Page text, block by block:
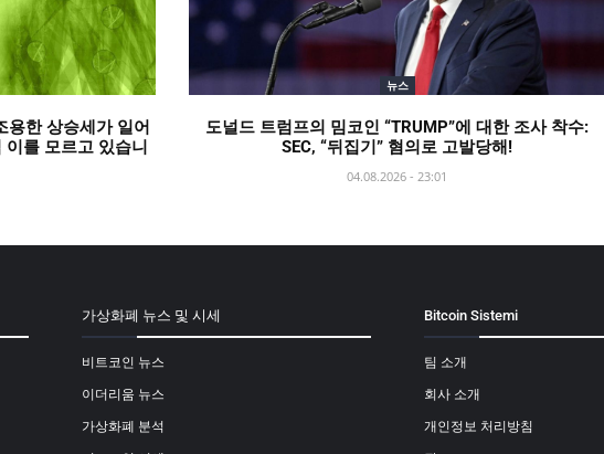
용한 상승세가 일어
를 모르고 있습니
뉴스
도널드 트럼프의 밈코인 “TRUMP”에 대한 조사 착수:
SEC, “뒤집기” 혐의로 고발당해!
04.08.2026 - 23:01
가상화폐 뉴스 및 시세
비트코인 뉴스
이더리움 뉴스
가상화폐 분석
Bitcoin Sistemi
팀 소개
회사 소개
개인정보 처리방침